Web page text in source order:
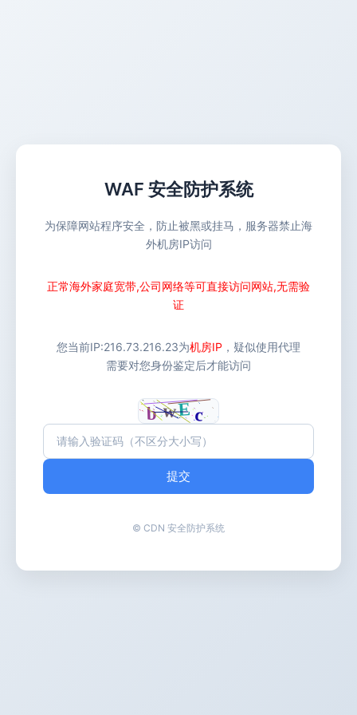
WAF 安全防护系统
为保障网站程序安全，防止被黑或挂马，服务器禁止海
外机房IP访问
正常海外家庭宽带,公司网络等可直接访问网站,无需验
证
您当前IP:216.73.216.23为机房IP ，疑似使用代理
需要对您身份鉴定后才能访问
提交
© CDN 安全防护系统